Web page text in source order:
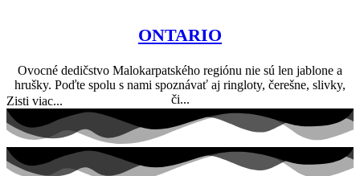
ONTARIO
Ovocné dedičstvo Malokarpatského regiónu nie sú len jablone a
hrušky. Poďte spolu s nami spoznávať aj ringloty, čerešne, slivky,
či...
Zisti viac...